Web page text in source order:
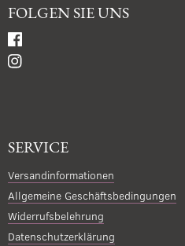
FOLGEN SIE UNS
SERVICE
Versandinformationen
Allgemeine Geschäftsbedingungen
Widerrufsbelehrung
Datenschutzerklärung